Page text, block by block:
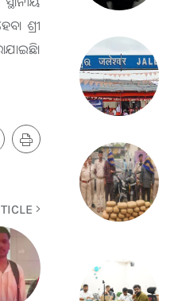
ଶ୍ରୀ